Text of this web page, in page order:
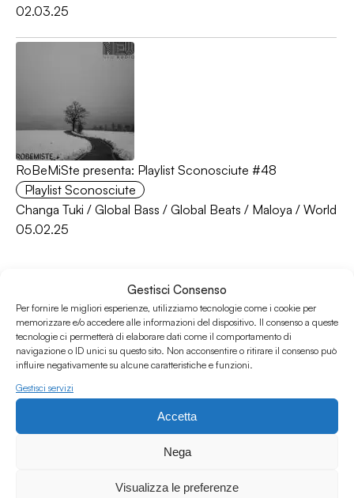
Gestisci Consenso
Per fornire le migliori esperienze, utilizziamo tecnologie come i cookie per
memorizzare e/o accedere alle informazioni del dispositivo. Il consenso a queste
tecnologie ci permetterà di elaborare dati come il comportamento di
navigazione o ID unici su questo sito. Non acconsentire o ritirare il consenso può
influire negativamente su alcune caratteristiche e funzioni.
Gestisci servizi
Accetta
Nega
Visualizza le preferenze
02.03.25
RoBeMiSte presenta: Playlist Sconosciute #48
Playlist Sconosciute
Changa Tuki / Global Bass / Global Beats / Maloya / World
05.02.25
Associazione Culturale Humus
Via degli Orti 63, Bologna 40137
CF: 03691751204